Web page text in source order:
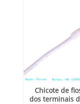
Chicote de
dos terminais